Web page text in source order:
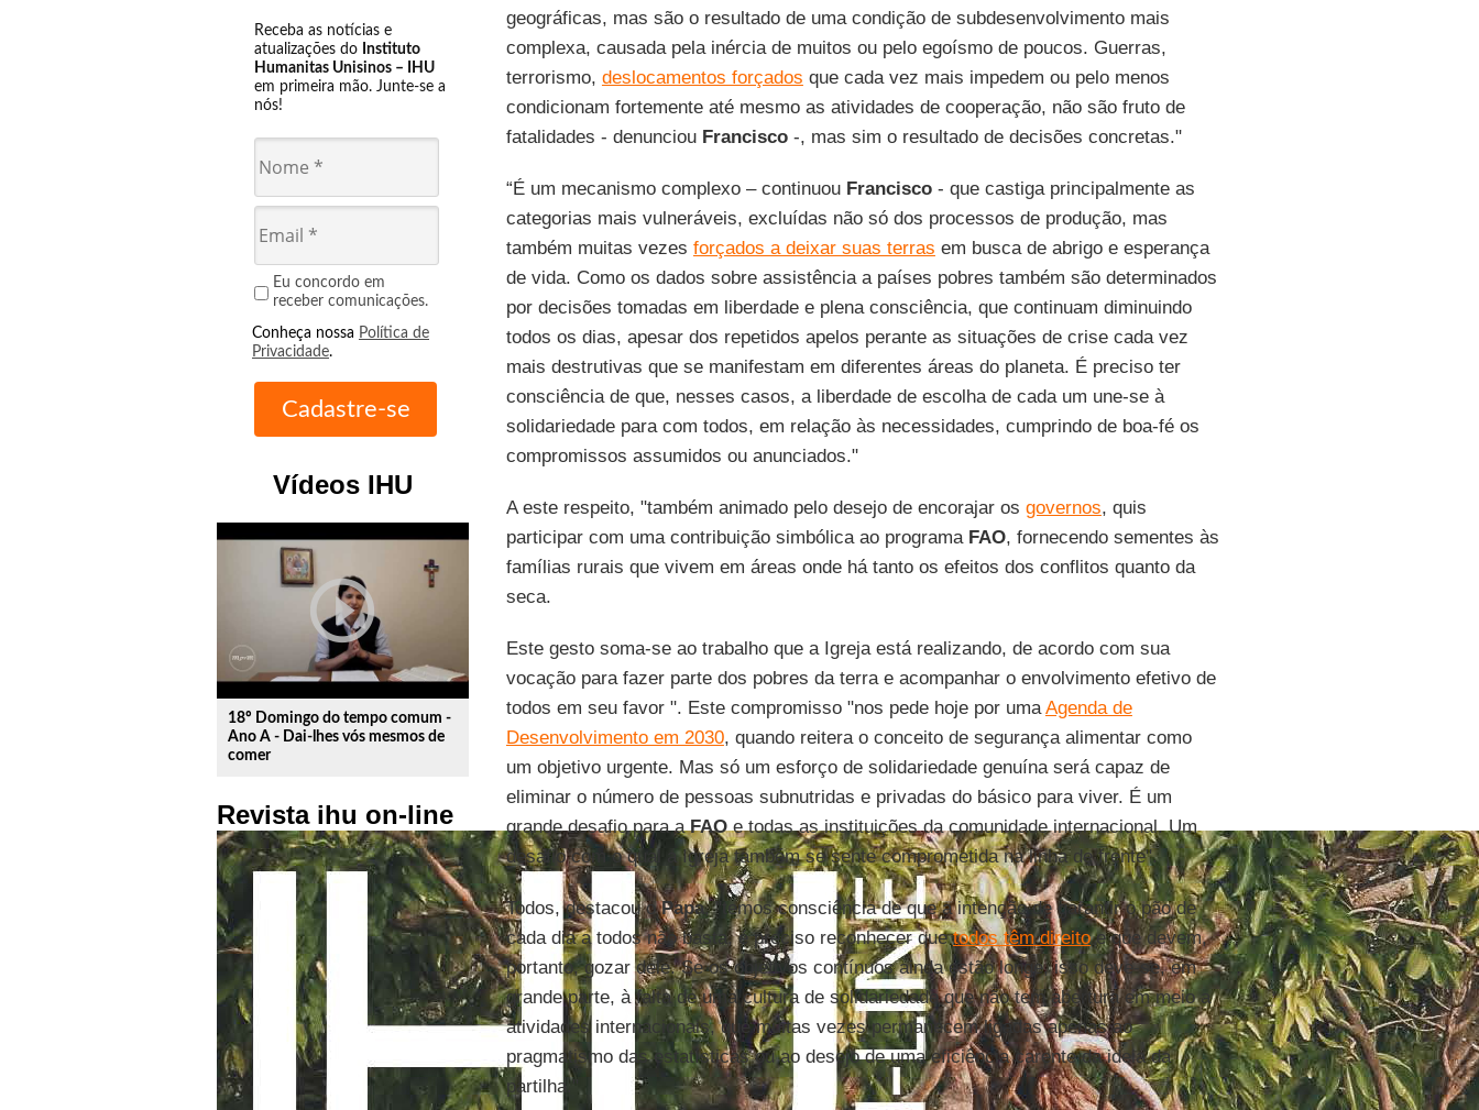
Receba as notícias e
atualizações do Instituto
Humanitas Unisinos – IHU
em primeira mão. Junte-se a
nós!
Eu concordo em
receber comunicações.
Conheça nossa Política de
Privacidade.
Vídeos IHU
play_circle_outline
18º Domingo do tempo comum -
Ano A - Dai-lhes vós mesmos de
comer
Revista ihu on-line
geográficas, mas são o resultado de uma condição de subdesenvolvimento mais
complexa, causada pela inércia de muitos ou pelo egoísmo de poucos. Guerras,
terrorismo, deslocamentos forçados que cada vez mais impedem ou pelo menos
condicionam fortemente até mesmo as atividades de cooperação, não são fruto de
fatalidades - denunciou Francisco-, mas sim o resultado de decisões concretas."
“É um mecanismo complexo – continuou Francisco- que castiga principalmente as
categorias mais vulneráveis, excluídas não só dos processos de produção, mas
também muitas vezes forçados a deixar suas terras em busca de abrigo e esperança
de vida. Como os dados sobre assistência a países pobres também são determinados
por decisões tomadas em liberdade e plena consciência, que continuam diminuindo
todos os dias, apesar dos repetidos apelos perante as situações de crise cada vez
mais destrutivas que se manifestam em diferentes áreas do planeta. É preciso ter
consciência de que, nesses casos, a liberdade de escolha de cada um une-se à
solidariedade para com todos, em relação às necessidades, cumprindo de boa-fé os
compromissos assumidos ou anunciados."
A este respeito, "também animado pelo desejo de encorajar os governos, quis
participar com uma contribuição simbólica ao programa FAO, fornecendo sementes às
famílias rurais que vivem em áreas onde há tanto os efeitos dos conflitos quanto da
seca.
Este gesto soma-se ao trabalho que a Igreja está realizando, de acordo com sua
vocação para fazer parte dos pobres da terra e acompanhar o envolvimento efetivo de
todos em seu favor ". Este compromisso "nos pede hoje por umaAgenda de
Desenvolvimento em 2030, quando reitera o conceito de segurança alimentar como
um objetivo urgente. Mas só um esforço de solidariedade genuína será capaz de
eliminar o número de pessoas subnutridas e privadas do básico para viver. É um
grande desafio para aFAOe todas as instituições da comunidade internacional. Um
desafio com o qual a Igreja também se sente comprometida na linha de frente".
Todos, destacou oPapa, "temos consciência de que a intenção de garantir o pão de
cada dia a todos não basta, é preciso reconhecer quetodos têm direitoe que devem,
portanto, gozar dele. Se os objetivos contínuos ainda estão longe, isso deve-se, em
grande parte, à falta de uma cultura de solidariedade que não tem abertura em meio a
atividades internacionais, que muitas vezes permanecem ligadas apenas ao
pragmatismo das estatísticas ou ao desejo de uma eficiência carente da ideia da
partilha."